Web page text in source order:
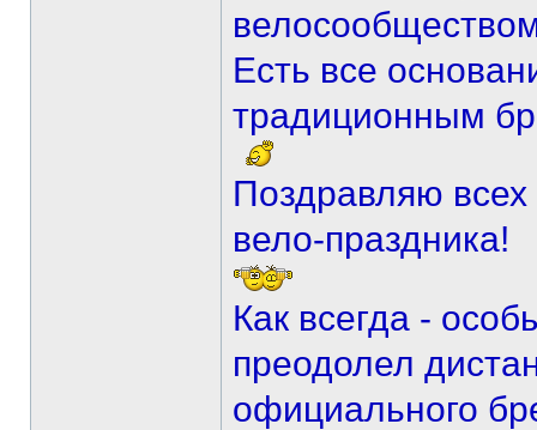
Есть все
традиционным
Поздравляю всех
вело-праздника!
Как всегда -
преодолел
официального